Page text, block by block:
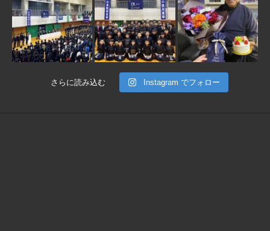
さらに読み込む Instagram でフォロー